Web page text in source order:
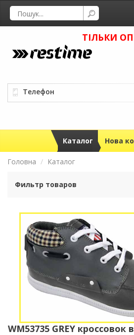
ТІЛЬКИ
Телефон
Каталог Нова
Головна Каталог
Фильтр товаров
WM53735 GREY кроссовок